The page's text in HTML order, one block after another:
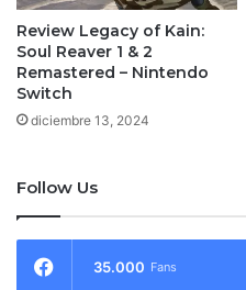
Review Legacy of Kain:
Soul Reaver 1 & 2
Remastered – Nintendo
Switch
diciembre 13, 2024
Follow Us
35.000 Fans